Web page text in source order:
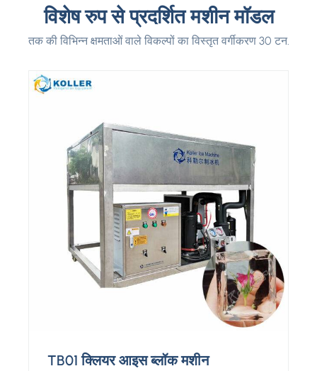
विशेष रुप से प्रदर्शित मशीन मॉडल
तक की विभिन्न क्षमताओं वाले विकल्पों का विस्तृत वर्गीकरण 30 टन.
TB01 क्लियर आइस ब्लॉक मशीन